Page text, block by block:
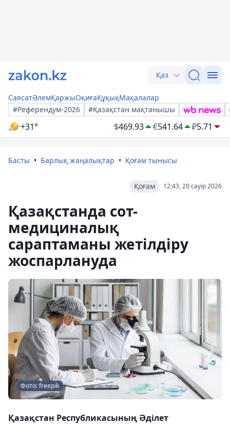
Қаз
СаясатӘлемҚаржыОқиғаҚұқықМақалалар
#Референдум-2026
#Қазақстан мақтанышы
+31° $469.93 €541.64 ₽5.71
Басты Барлық жаңалықтар Қоғам тынысы
12:43, 20 сәуір 2026
Қоғам
Қазақстанда сот-
медициналық
сараптаманы жетілдіру
жоспарлануда
Фото: freepik
Қазақстан Республикасының Әділет